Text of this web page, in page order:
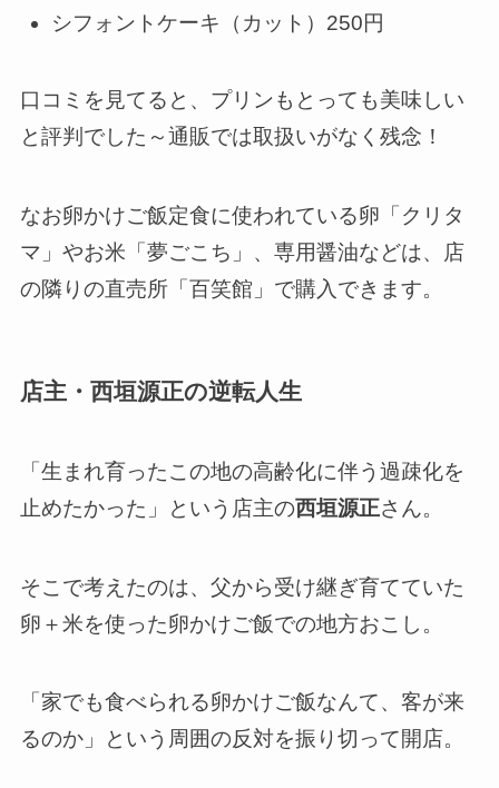
シフォントケーキ（カット）250円
口コミを見てると、プリンもとっても美味しい
と評判でした～通販では取扱いがなく残念！
なお卵かけご飯定食に使われている卵「クリタ
マ」やお米「夢ごこち」、専用醤油などは、店
の隣りの直売所「百笑館」で購入できます。
店主・西垣源正の逆転人生
「生まれ育ったこの地の高齢化に伴う過疎化を
止めたかった」という店主の西垣源正さん。
そこで考えたのは、父から受け継ぎ育てていた
卵＋米を使った卵かけご飯での地方おこし 。
「家でも食べられる卵かけご飯なんて、客が来
るのか」という周囲の反対を振り切って開店。